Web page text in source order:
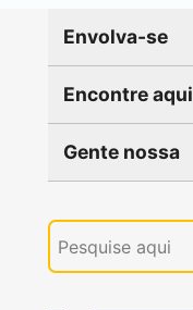
Envolva-se
Encontre aqui
Gente nossa